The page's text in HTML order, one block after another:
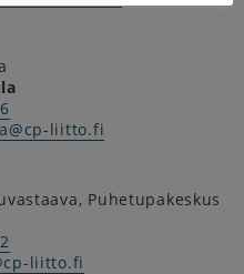
liitto.fi
Puhetupakeskus
liitto.fi